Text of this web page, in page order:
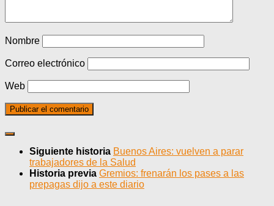
Nombre
Correo electrónico
Web
Siguiente historia Buenos Aires: vuelven a parar
trabajadores de la Salud
Historia previa Gremios: frenarán los pases a las
prepagas dijo a este diario